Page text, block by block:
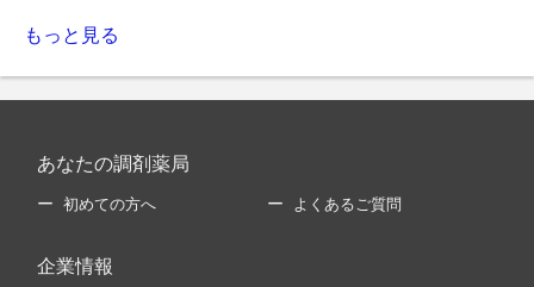
もっと見る
あなたの調剤薬局
初めての方へ よくあるご質問
企業情報